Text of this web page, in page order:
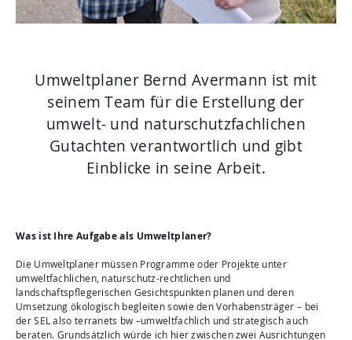
Newsletter
Suche
Umweltplaner Bernd Avermann ist mit
seinem Team für die Erstellung der
umwelt- und naturschutzfachlichen
Gutachten verantwortlich und gibt
Einblicke in seine Arbeit.
Was ist Ihre Aufgabe als Umweltplaner?
Die Umweltplaner müssen Programme oder Projekte unter
umweltfachlichen, naturschutz-rechtlichen und
landschaftspflegerischen Gesichtspunkten planen und deren
Umsetzung ökologisch begleiten sowie den Vorhabensträger – bei
der SEL also terranets bw –umweltfachlich und strategisch auch
beraten. Grundsätzlich würde ich hier zwischen zwei Ausrichtungen